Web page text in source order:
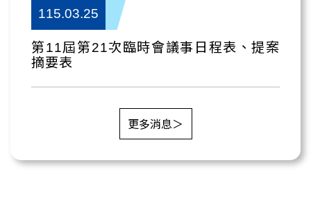
115.03.25
第11屆第21次臨時會議事日程表、提案
摘要表
更多消息＞